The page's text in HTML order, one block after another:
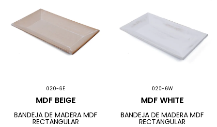
020-6E
MDF BEIGE
BANDEJA DE MADERA MDF
RECTANGULAR
020-6W
MDF WHITE
BANDEJA DE MADERA MDF
RECTANGULAR